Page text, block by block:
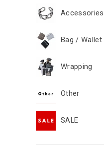
Accessories
Bag / Wallet
Wrapping
Other
SALE